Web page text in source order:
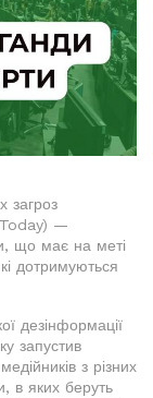
загроз
Today) —
що має на меті
дотримуються
дезінформації
запустив
з різних
в яких беруть